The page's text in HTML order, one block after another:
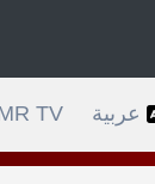
l’Afrique,
TV